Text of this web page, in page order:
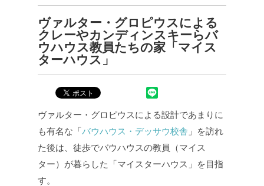
ヴァルター・グロピウスによる
クレーやカンディンスキーらバ
ウハウス教員たちの家「マイス
ターハウス」
ヴァルター・グロピウスによる設計であまりに
も有名な「バウハウス・デッサウ校舎 」を訪れ
た後は、徒歩でバウハウスの教員（マイス
ター）が暮らした「マイスターハウス」を目指
す。